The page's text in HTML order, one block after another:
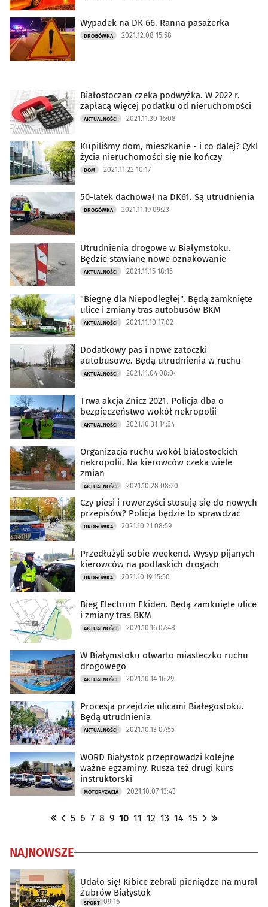
Wypadek na DK 66. Ranna pasażerka
DROGÓWKA 2021.12.08 15:58
Białostoczan czeka podwyżka. W 2022 r.
zapłacą więcej podatku od nieruchomości
AKTUALNOŚCI 2021.11.30 16:08
Kupiliśmy dom, mieszkanie - i co dalej? Cykl
życia nieruchomości się nie kończy
DOM 2021.11.22 10:17
50-latek dachował na DK61. Są utrudnienia
DROGÓWKA 2021.11.19 09:23
Utrudnienia drogowe w Białymstoku.
Będzie stawiane nowe oznakowanie
AKTUALNOŚCI 2021.11.15 18:15
"Biegnę dla Niepodległej". Będą zamknięte
ulice i zmiany tras autobusów BKM
AKTUALNOŚCI 2021.11.10 17:02
Dodatkowy pas i nowe zatoczki
autobusowe. Będą utrudnienia w ruchu
AKTUALNOŚCI 2021.11.04 08:04
Trwa akcja Znicz 2021. Policja dba o
bezpieczeństwo wokół nekropolii
AKTUALNOŚCI 2021.10.31 14:34
Organizacja ruchu wokół białostockich
nekropolii. Na kierowców czeka wiele
zmian
AKTUALNOŚCI 2021.10.28 08:20
Czy piesi i rowerzyści stosują się do nowych
przepisów? Policja będzie to sprawdzać
DROGÓWKA 2021.10.21 08:59
Przedłużyli sobie weekend. Wysyp pijanych
kierowców na podlaskich drogach
DROGÓWKA 2021.10.19 15:50
Bieg Electrum Ekiden. Będą zamknięte ulice
i zmiany tras BKM
AKTUALNOŚCI 2021.10.16 07:48
W Białymstoku otwarto miasteczko ruchu
drogowego
AKTUALNOŚCI 2021.10.14 16:29
Procesja przejdzie ulicami Białegostoku.
Będą utrudnienia
AKTUALNOŚCI 2021.10.13 07:55
WORD Białystok przeprowadzi kolejne
ważne egzaminy. Rusza też drugi kurs
instruktorski
MOTORYZACJA 2021.10.07 13:43
5 6 7 8 9 10 11 12 13 14 15
NAJNOWSZE
Udało się! Kibice zebrali pieniądze na mural
Żubrów Białystok
SPORT 09:16